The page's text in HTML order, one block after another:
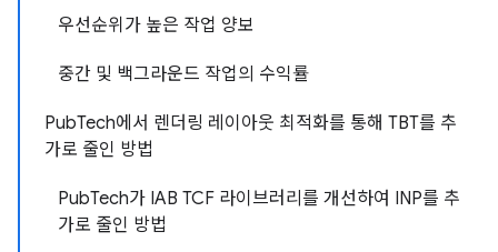
우선순위가 높은 작업 양보
중간 및 백그라운드 작업의 수익률
PubTech에서 렌더링 레이아웃 최적화를 통해 TBT를 추
가로 줄인 방법
PubTech가 IAB TCF 라이브러리를 개선하여 INP를 추
가로 줄인 방법